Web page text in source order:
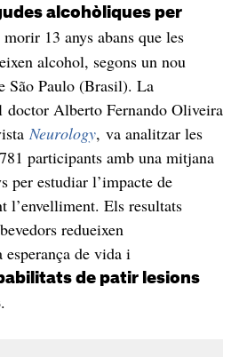
alcohòliques per
13 anys abans que les
alcohol, segons un nou
São Paulo (Brasil). La
doctor Alberto Fernando Oliveira
Neurology, va analitzar les
participants amb una mitjana
per estudiar l’impacte de
l’envelliment. Els resultats
redueixen
esperança de vida i
de patir lesions
.